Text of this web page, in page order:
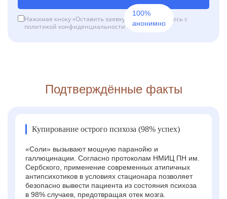
Нажимая кноку «Оставить заявку», вы соглашаетесь с
политикой конфиденциальности
100%
анонимно
Подтверждённые факты
Купирование острого психоза (98% успех)
«Соли» вызывают мощную паранойю и
галлюцинации. Согласно протоколам НМИЦ ПН им.
Сербского, применение современных атипичных
антипсихотиков в условиях стационара позволяет
безопасно вывести пациента из состояния психоза
в 98% случаев, предотвращая отек мозга.